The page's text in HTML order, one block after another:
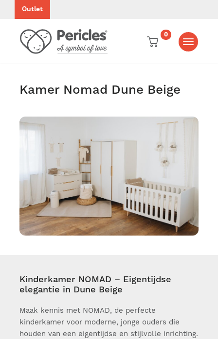
Outlet
0
Toggle
Kamer Nomad Dune Beige
Kinderkamer NOMAD – Eigentijdse
elegantie in Dune Beige
Maak kennis met NOMAD, de perfecte
kinderkamer voor moderne, jonge ouders die
houden van een eigentijdse en stijlvolle inrichting.